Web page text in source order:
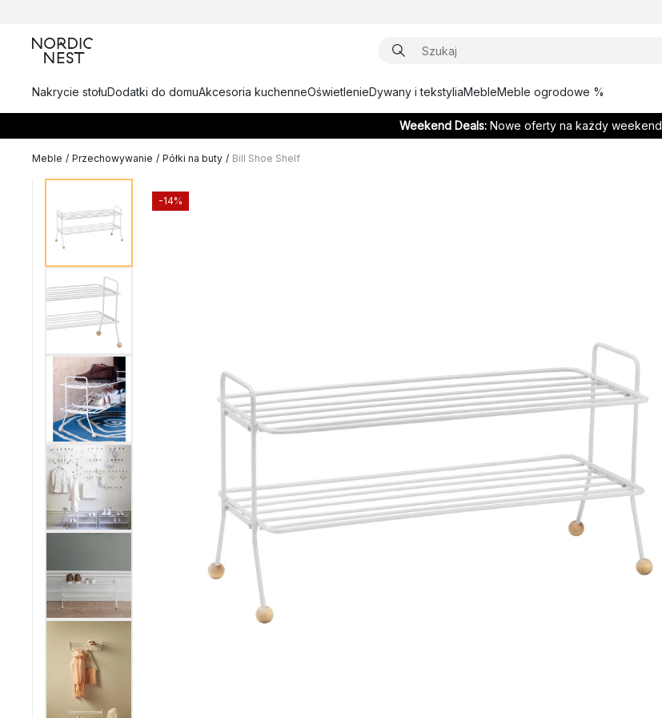
Nakrycie stołuDodatki do domuAkcesoria kuchenneOświetlenieDywany i tekstyliaMebleMeble ogrodowe %
Weekend Deals: Nowe oferty na każdy weekend
Meble / Przechowywanie / Półki na buty / Bill Shoe Shelf
-14%